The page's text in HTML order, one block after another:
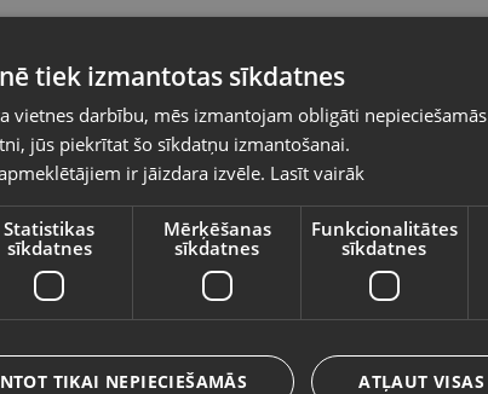
Xiaomi Poco X3 Pro 256GB 8GB
Stāvoklis Lietots (Garantija 6 mēneši)
85.00
No 3.86€/mēn.
valsti
Vietnes saturs būs attēlots izvēlētajā valodā
Valsts
Valoda
Latviešu / Latvian
tiek izmantotas sīkdatnes
vietnes darbību, mēs izmantojam obligāti
jūs piekrītat šo sīkdatņu izmantošanai.
ir jāizdara izvēle. Lasīt vairāk
Statistikas
sīkdatnes
Mērķēšanas
sīkdatnes
Funkcionalitātes
sīkdatnes
ATĻAUT
TIKAI NEPIECIEŠAMĀS